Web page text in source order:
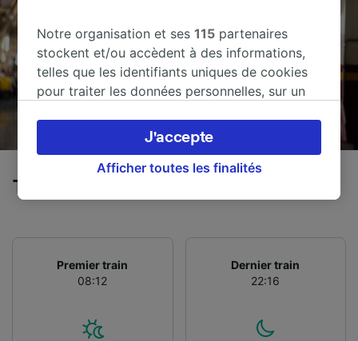
Trains de Toulouse à Bratislava
Premier train
08:12
Dernier train
22:16
Notre organisation et ses115 partenaires
stockent et/ou accèdent à des informations,
telles que les identifiants uniques de cookies
pour traiter les données personnelles, sur un
préférences, notamment en exerçant votre
droit d’opposition à l’intérêt légitime, en
cliquant ci-dessous ou à tout moment sur la
Vos données ne seront pas utilisées à des fins
de traçage si vous nous avez demandé de ne
pas vous tracer.
externes, traitent des données selon les
Afficher toutes les finalités
J'accepte